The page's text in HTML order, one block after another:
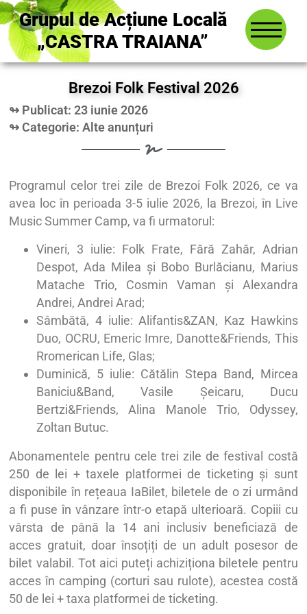
Grupul de Acțiune Locală
„CASTRA TRAIANA”
Brezoi Folk Festival 2026
↬ Publicat: 23 iunie 2026
↬ Categorie:Alte anunțuri
Programul celor trei zile de Brezoi Folk 2026, ce va
avea loc în perioada 3-5 iulie 2026, la Brezoi, în Live
Music Summer Camp, va fi urmatorul:
Vineri, 3 iulie: Folk Frate, Fără Zahăr, Adrian
Despot, Ada Milea și Bobo Burlăcianu, Marius
Matache Trio, Cosmin Vaman și Alexandra
Andrei, Andrei Arad;
Sâmbătă, 4 iulie: Alifantis&ZAN, Kaz Hawkins
Duo, OCRU, Emeric Imre, Danotte&Friends, This
Rromerican Life, Glas;
Duminică, 5 iulie: Cătălin Stepa Band, Mircea
Baniciu&Band, Vasile Șeicaru, Ducu
Bertzi&Friends, Alina Manole Trio, Odyssey,
Zoltan Butuc.
Abonamentele pentru cele trei zile de festival costă
250 de lei + taxele platformei de ticketing și sunt
disponibile în rețeaua IaBilet, biletele de o zi urmând
a fi puse în vânzare într-o etapă ulterioară. Copiii cu
vârsta de până la 14 ani inclusiv beneficiază de
acces gratuit, doar însoțiți de un adult posesor de
bilet valabil. Tot aici puteți achiziționa biletele pentru
acces în camping (corturi sau rulote), acestea costă
50 de lei + taxa platformei de ticketing.